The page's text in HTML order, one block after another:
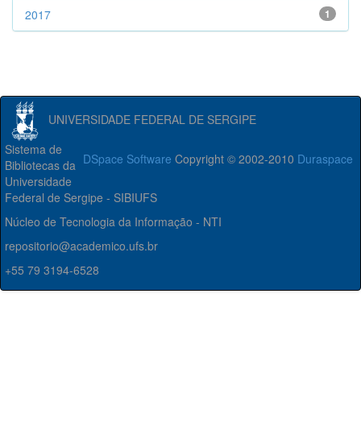
1
2017
UNIVERSIDADE FEDERAL DE SERGIPE
DSpace Software Copyright © 2002-2010 Duraspace
Sistema de
Bibliotecas da
Universidade
Federal de Sergipe - SIBIUFS
Núcleo de Tecnologia da Informação - NTI
repositorio@academico.ufs.br
+55 79 3194-6528